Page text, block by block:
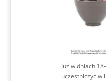
Już w dniach
uczestniczyć w